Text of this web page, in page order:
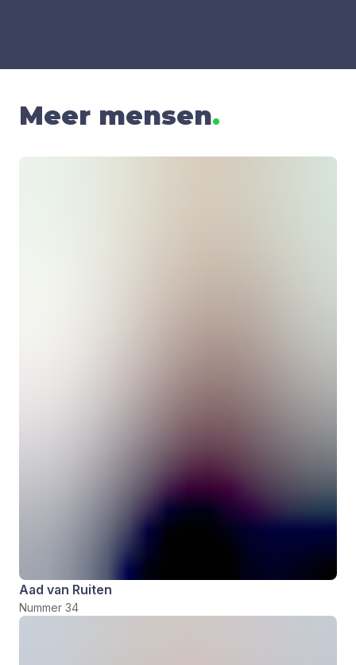
Meer mensen.
Aad van Ruiten
Nummer 34